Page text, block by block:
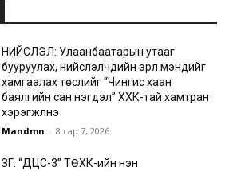
НИЙСЛЭЛ: Улаанбаатарын утааг
бууруулах, нийслэлчүүдийн эрүүл мэндийг
хамгаалах төслийг “Чингис хаан
баялгийн сан нэгдэл” ХХК-тай хамтран
хэрэгжүүлнэ
Mandmn - 8 сар 7, 2026
ЗГ: “ДЦС-3” ТӨХК-ийн нэн